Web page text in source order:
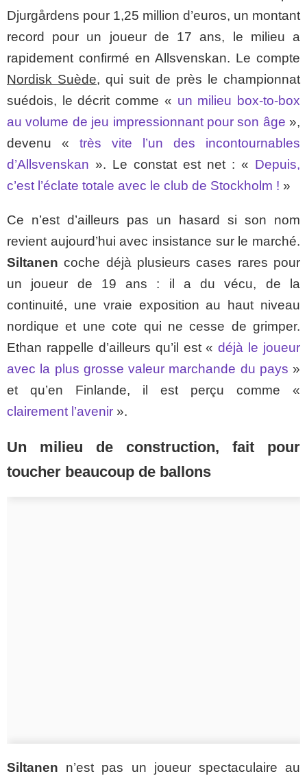
Djurgårdens pour 1,25 million d’euros, un montant
record pour un joueur de 17 ans, le milieu a
rapidement confirmé en Allsvenskan. Le compte
Nordisk Suède, qui suit de près le championnat
suédois, le décrit comme « un milieu box-to-box
au volume de jeu impressionnant pour son âge »,
devenu « très vite l’un des incontournables
d’Allsvenskan ». Le constat est net : « Depuis,
c’est l’éclate totale avec le club de Stockholm ! »
Ce n’est d’ailleurs pas un hasard si son nom
revient aujourd’hui avec insistance sur le marché.
Siltanen coche déjà plusieurs cases rares pour
un joueur de 19 ans : il a du vécu, de la
continuité, une vraie exposition au haut niveau
nordique et une cote qui ne cesse de grimper.
Ethan rappelle d’ailleurs qu’il est «déjà le joueur
avec la plus grosse valeur marchande du pays »
et qu’en Finlande, il est perçu comme «
clairement l’avenir ».
Un milieu de construction, fait pour
toucher beaucoup de ballons
Siltanen n’est pas un joueur spectaculaire au